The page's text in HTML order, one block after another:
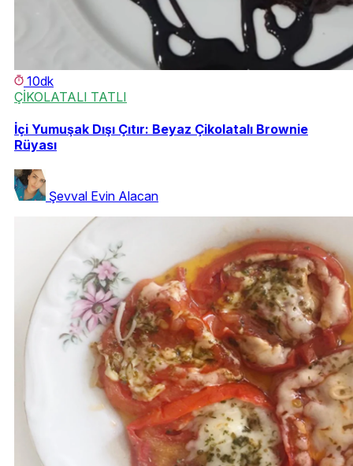
10dk
ÇİKOLATALI TATLI
İçi Yumuşak Dışı Çıtır: Beyaz Çikolatalı Brownie
Rüyası
Şevval Evin Alacan